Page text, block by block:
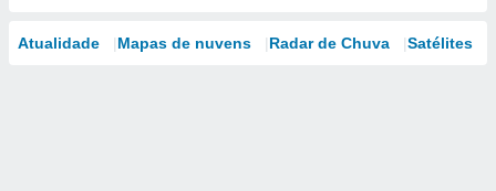
Atualidade Mapas de nuvens Radar de Chuva Satélites